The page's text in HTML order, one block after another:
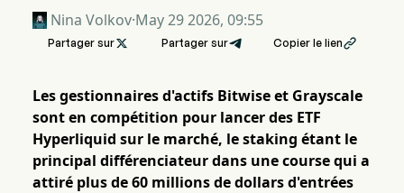
Nina Volkov·May 29 2026, 09:55
Partager sur Partager sur Copier le lien
Les gestionnaires d'actifs Bitwise et Grayscale
sont en compétition pour lancer des ETF
Hyperliquid sur le marché, le staking étant le
principal différenciateur dans une course qui a
attiré plus de 60 millions de dollars d'entrées